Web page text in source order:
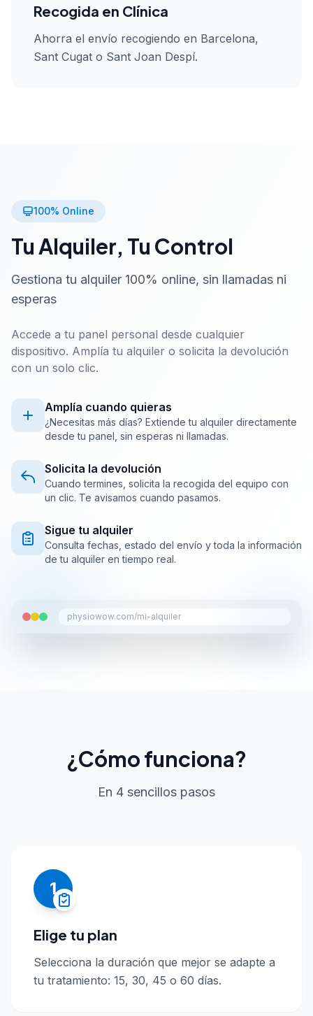
Recogida en Clínica
Ahorra el envío recogiendo en Barcelona,
Sant Cugat o Sant Joan Despí.
100% Online
Tu Alquiler, Tu Control
Gestiona tu alquiler 100% online, sin llamadas ni
esperas
Accede a tu panel personal desde cualquier
dispositivo. Amplía tu alquiler o solicita la devolución
con un solo clic.
Amplía cuando quieras
¿Necesitas más días? Extiende tu alquiler directamente
desde tu panel, sin esperas ni llamadas.
Solicita la devolución
Cuando termines, solicita la recogida del equipo con
un clic. Te avisamos cuando pasamos.
Sigue tu alquiler
Consulta fechas, estado del envío y toda la información
de tu alquiler en tiempo real.
physiowow.com/mi-alquiler
¿Cómo funciona?
En 4 sencillos pasos
1
Elige tu plan
Selecciona la duración que mejor se adapte a
tu tratamiento: 15, 30, 45 o 60 días.